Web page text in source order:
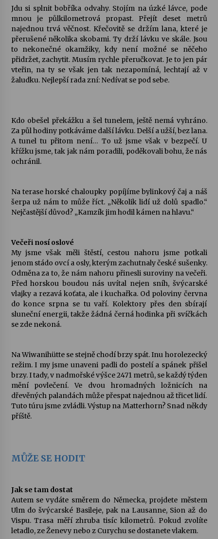
Jdu si splnit bobříka odvahy. Stojím na úzké lávce, pode
mnou je půlkilometrová propast. Přejít deset metrů
najednou trvá věčnost. Křečovitě se držím lana, které je
přerušené několika skobami. Ty drží lávku ve skále. Jsou
to nekonečné okamžiky, kdy není možné se něčeho
přidržet, zachytit. Musím rychle přeručkovat. Je to jen pár
vteřin, na ty se však jen tak nezapomíná, lechtají až v
žaludku. Nejlepší rada zní: Nedívat se pod sebe.
Kdo obešel překážku a šel tunelem, ještě nemá vyhráno.
Za půl hodiny potkáváme další lávku. Delší a užší, bez lana.
A tunel tu přitom není… To už jsme však v bezpečí. U
křížku jsme, tak jak nám poradili, poděkovali bohu, že nás
ochránil.
Na terase horské chaloupky popíjíme bylinkový čaj a náš
šerpa už nám to může říct. „Několik lidí už dolů spadlo.“
Nejčastější důvod? „Kamzík jim hodil kámen na hlavu.“
Večeři nosí oslové
My jsme však měli štěstí, cestou nahoru jsme potkali
jenom stádo ovcí a osly, kterým zachutnaly české sušenky.
Odměna za to, že nám nahoru přinesli suroviny na večeři.
Před horskou boudou nás uvítal nejen sníh, švýcarské
vlajky a rezavá koťata, ale i kuchařka. Od poloviny června
do konce srpna se tu vaří. Kolektory přes den sbírají
sluneční energii, takže žádná černá hodinka při svíčkách
se zde nekoná.
Na Wiwanihütte se stejně chodí brzy spát. Inu horolezecký
režim. I my jsme unaveni padli do postelí a spánek přišel
brzy. I tady, v nadmořské výšce 2471 metrů, se každý týden
mění povlečení. Ve dvou hromadných ložnicích na
dřevěných palandách může přespat najednou až třicet lidí.
Tuto túru jsme zvládli. Výstup na Matterhorn? Snad někdy
příště.
MŮŽE SE HODIT
Jak se tam dostat
Autem se vydáte směrem do Německa, projdete městem
Ulm do švýcarské Basileje, pak na Lausanne, Sion až do
Vispu. Trasa měří zhruba tisíc kilometrů. Pokud zvolíte
letadlo, ze Ženevy nebo z Curychu se dostanete vlakem.